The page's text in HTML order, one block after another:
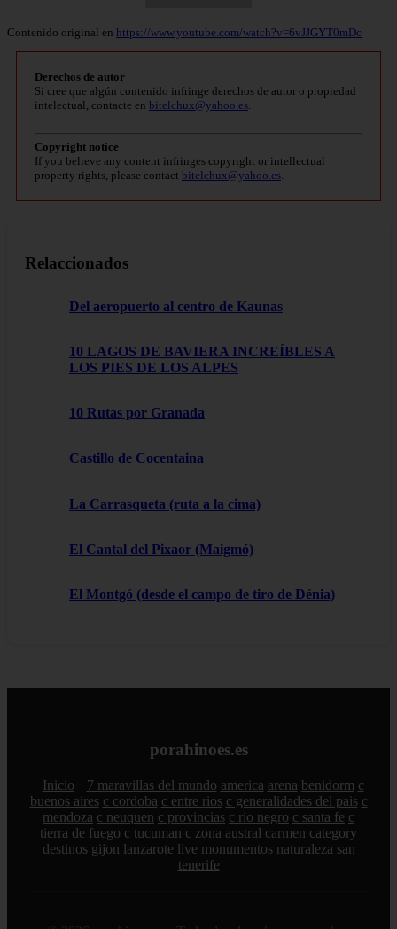
Contenido original en https://www.youtube.com/watch?v=6vJJGYT0mDc
Derechos de autor
Si cree que algún contenido infringe derechos de autor o propiedad
intelectual, contacte en bitelchux@yahoo.es.
Copyright notice
If you believe any content infringes copyright or intellectual
property rights, please contact bitelchux@yahoo.es.
Relaccionados
Del aeropuerto al centro de Kaunas
10 LAGOS DE BAVIERA INCREÍBLES A
LOS PIES DE LOS ALPES
10 Rutas por Granada
Castillo de Cocentaina
La Carrasqueta (ruta a la cima)
El Cantal del Pixaor (Maigmó)
El Montgó (desde el campo de tiro de Dénia)
porahinoes.es
Inicio 7 maravillas del mundo america arena benidorm c
buenos aires c cordoba c entre rios c generalidades del pais c
mendoza c neuquen c provincias c rio negro c santa fe c
tierra de fuego c tucuman c zona austral carmen category
destinos gijon lanzarote live monumentos naturaleza san
tenerife